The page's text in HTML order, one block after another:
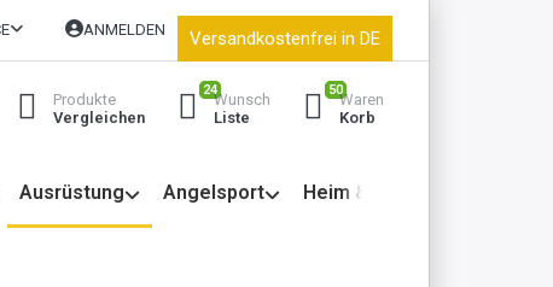
ANMELDEN Versandkostenfrei in DE
Produkte
Vergleichen
24
Wunsch
Liste
50
Waren
Korb
Ausrüstung Angelsport Heim & Garten